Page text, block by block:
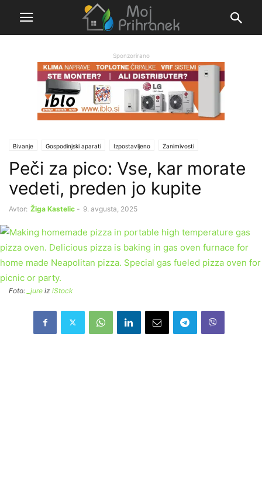
Sponzorirano
Bivanje Gospodinjski aparati Izpostavljeno Zanimivosti
Peči za pico: Vse, kar morate
vedeti, preden jo kupite
Avtor: Žiga Kastelic - 9. avgusta, 2025
Foto: _jure iz iStock